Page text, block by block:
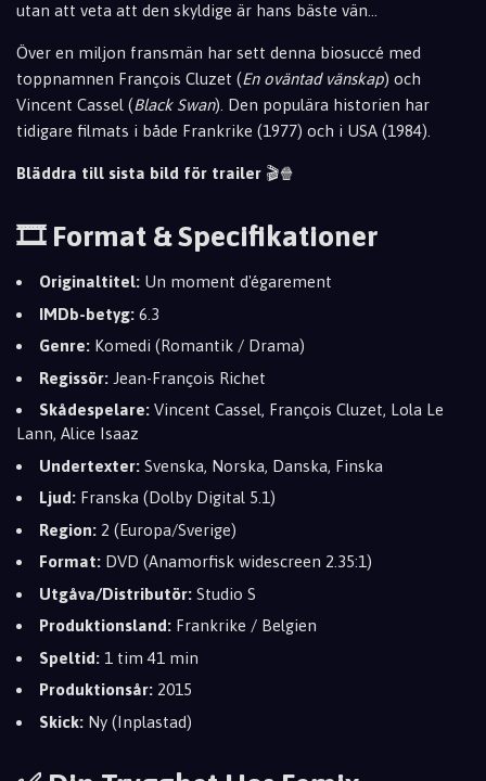
utan att veta att den skyldige är hans bäste vän…
Över en miljon fransmän har sett denna biosuccé med
toppnamnen François Cluzet (En oväntad vänskap) och
Vincent Cassel (Black Swan). Den populära historien har
tidigare filmats i både Frankrike (1977) och i USA (1984).
Bläddra till sista bild för trailer 🎬🍿
🎞️ Format & Specifikationer
Originaltitel: Un moment d'égarement
IMDb-betyg: 6.3
Genre: Komedi (Romantik / Drama)
Regissör: Jean-François Richet
Skådespelare: Vincent Cassel, François Cluzet, Lola Le
Lann, Alice Isaaz
Undertexter: Svenska, Norska, Danska, Finska
Ljud: Franska (Dolby Digital 5.1)
Region: 2 (Europa/Sverige)
Format: DVD (Anamorfisk widescreen 2.35:1)
Utgåva/Distributör: Studio S
Produktionsland: Frankrike / Belgien
Speltid: 1 tim 41 min
Produktionsår: 2015
Skick: Ny (Inplastad)